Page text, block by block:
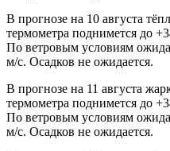
В прогнозе на 10 августа
термометра поднимется до
По ветровым условиям
м/с. Осадков не ожидается.
В прогнозе на 11 августа
термометра поднимется до
По ветровым условиям
м/с. Осадков не ожидается.